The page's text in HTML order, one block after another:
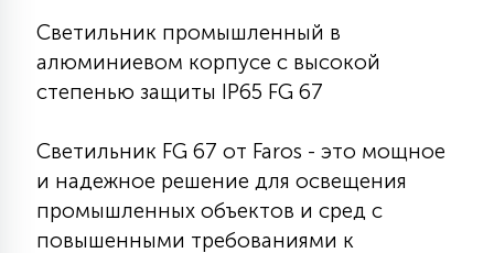
УПРАВЛЕНИЕ СВЕТОМ
СТЕКЛЯННЫЕ
Светильник промышленный в
алюминиевом корпусе с высокой
степенью защиты IP65 FG 67
Светильник FG 67 от Faros - это мощное
и надежное решение для освещения
промышленных объектов и сред с
повышенными требованиями к